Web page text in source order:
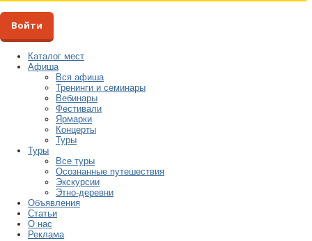
Войти
Каталог мест
Афиша
Вся афиша
Тренинги и семинары
Вебинары
Фестивали
Ярмарки
Концерты
Туры
Туры
Все туры
Осознанные путешествия
Экскурсии
Этно-деревни
Объявления
Статьи
О нас
Реклама